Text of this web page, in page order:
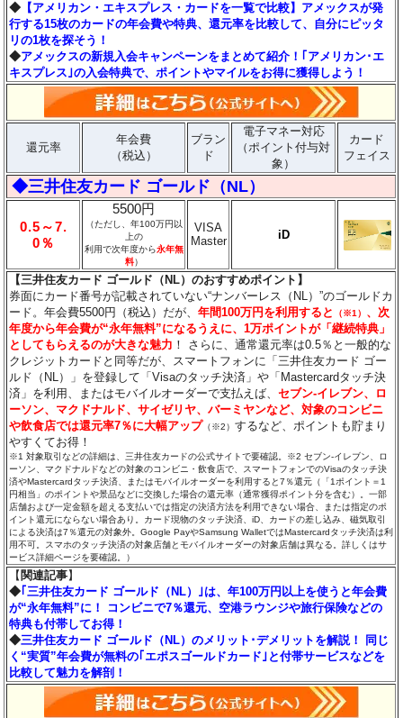
◆ 【アメリカン・エキスプレス・カードを一覧で比較】アメックスが発
行する15枚のカードの年会費や特典、還元率を比較して、自分にピッタ
リの1枚を探そう！
◆アメックスの新規入会キャンペーンをまとめて紹介！｢アメリカン･エ
キスプレス｣の入会特典で、ポイントやマイルをお得に獲得しよう！
還元率
年会費
（税込）
ブラン
ド
電子マネー対応
（ポイント付与対
象）
カード
フェイス
◆三井住友カード ゴールド（NL）
0.5～7.
0％
5500円
（ただし、年100万円以
上の
利用で次年度から永年無
料）
VISA
Master
iD
【三井住友カード ゴールド（NL）のおすすめポイント】
券面にカード番号が記載されていない“ナンバーレス（NL）”のゴールドカ
ード。年会費5500円（税込）だが、年間100万円を利用すると （※1） 、次
年度から年会費が“永年無料”になるうえに、1万ポイントが「継続特典」
としてもらえるのが大きな魅力 ！ さらに、通常還元率は0.5％と一般的な
クレジットカードと同等だが、スマートフォンに「三井住友カード ゴー
ルド（NL）」を登録して「Visaのタッチ決済」や「Mastercardタッチ決
済」を利用、またはモバイルオーダーで支払えば、セブン‐イレブン、ロ
ーソン、マクドナルド、サイゼリヤ、バーミヤンなど、対象のコンビニ
や飲食店では還元率7％に大幅アップ （※2）するなど、ポイントも貯まり
やすくてお得！
※1 対象取引などの詳細は、三井住友カードの公式サイトで要確認。※2 セブン‐イレブン、ロ
ーソン、マクドナルドなどの対象のコンビニ・飲食店で、スマートフォンでのVisaのタッチ決
済やMastercardタッチ決済、またはモバイルオーダーを利用すると7％還元（「1ポイント＝1
円相当」のポイントや景品などに交換した場合の還元率（通常獲得ポイント分を含む）。一部
店舗および一定金額を超える支払いでは指定の決済方法を利用できない場合、または指定のポ
イント還元にならない場合あり。カード現物のタッチ決済、iD、カードの差し込み、磁気取引
による決済は7％還元の対象外。Google PayやSamsung WalletではMastercardタッチ決済は利
用不可。スマホのタッチ決済の対象店舗とモバイルオーダーの対象店舗は異なる。詳しくはサ
ービス詳細ページを要確認。）
【 関連記事】
◆｢三井住友カード ゴールド（NL）｣は、年100万円以上を使うと年会費
が“永年無料”に！ コンビニで7％還元、空港ラウンジや旅行保険などの
特典も付帯してお得！
◆三井住友カード ゴールド（NL）のメリット･デメリットを解説！ 同じ
く“実質”年会費が無料の｢エポスゴールドカード｣と付帯サービスなどを
比較して魅力を解剖！